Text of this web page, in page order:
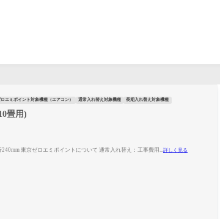
エミポイント対象機種（エアコン） 通常入れ替え対象機種 長期入れ替え対象機種
畳用)
東京ゼロエミポイントについて 通常入れ替え：工事費用... 詳しく見る